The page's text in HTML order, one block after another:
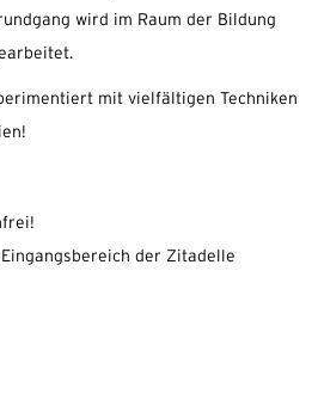
wird im Raum der Bildung
mit vielfältigen Techniken
der Zitadelle